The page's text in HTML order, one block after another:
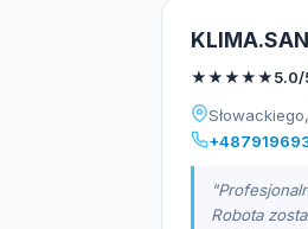
KLIMA.SAN
★★★★★5.0/
Robota